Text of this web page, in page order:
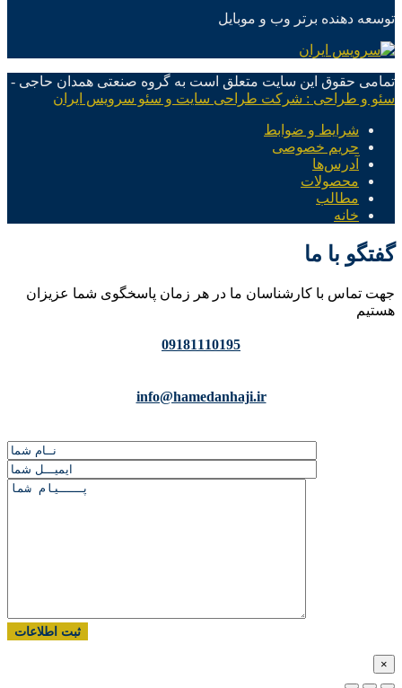
توسعه دهنده برتر وب و موبایل
تمامی حقوق این سایت متعلق است به گروه صنعتی همدان حاجی -
سئو و طراحی : شرکت طراحی سایت و سئو سرویس ایران
شرایط و ضوابط
حریم خصوصی
آدرس‌ها
محصولات
مطالب
خانه
گفتگو با ما
جهت تماس با کارشناسان ما در هر زمان پاسخگوی شما عزیزان
هستیم
09181110195
info@hamedanhaji.ir
×